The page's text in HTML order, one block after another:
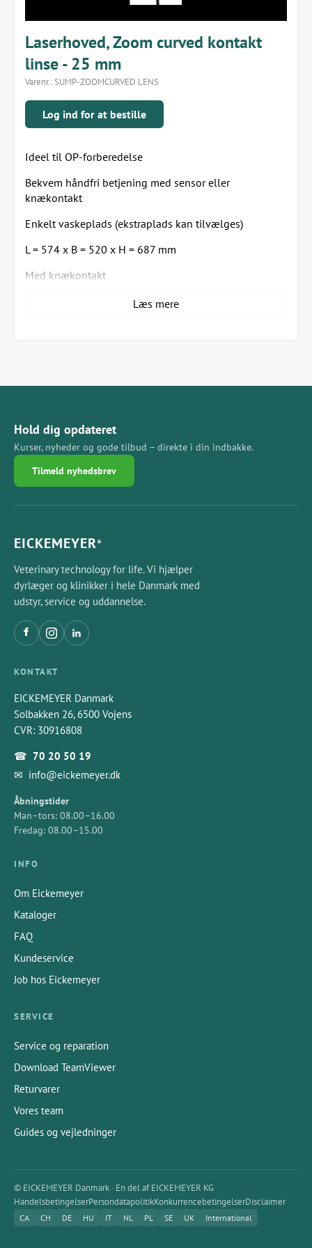
Laserhoved, Zoom curved kontakt
linse - 25 mm
Varenr.:SUMP-ZOOMCURVED LENS
Log ind for at bestille
Ideel til OP-forberedelse
Bekvem håndfri betjening med sensor eller
knækontakt
Enkelt vaskeplads (ekstraplads kan tilvælges)
L = 574 x B = 520 x H = 687 mm
Med knækontakt
Mål (i cm): H 53,7 x L 57,5Læs mere
Hold dig opdateret
Kurser, nyheder og gode tilbud – direkte i din indbakke.
Tilmeld nyhedsbrev
EICKEMEYER®
Veterinary technology for life. Vi hjælper
dyrlæger og klinikker i hele Danmark med
udstyr, service og uddannelse.
KONTAKT
EICKEMEYER Danmark
Solbakken 26, 6500 Vojens
CVR: 30916808
☎ 70 20 50 19
✉ info@eickemeyer.dk
Åbningstider
Man–tors: 08.00–16.00
Fredag: 08.00–15.00
INFO
Om Eickemeyer
Kataloger
FAQ
Kundeservice
Job hos Eickemeyer
SERVICE
Service og reparation
Download TeamViewer
Returvarer
Vores team
Guides og vejledninger
© EICKEMEYER Danmark · En del af EICKEMEYER KG
HandelsbetingelserPersondatapolitikKonkurrencebetingelserDisclaimer
CA CH DE HU IT NL PL SE UK International